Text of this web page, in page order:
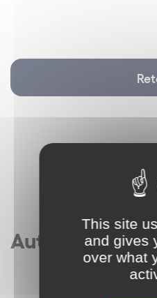
Autres articles
This site
and gives
over what